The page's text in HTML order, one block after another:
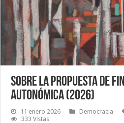
SOBRE LA PROPUESTA DE
AUTONÓMICA (2026)
11 enero 2026 Democracia
333 Vistas